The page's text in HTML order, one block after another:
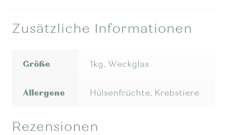
Zusätzliche Informationen
Größe 1kg, Weckglas
Allergene Hülsenfrüchte, Krebstiere
Rezensionen